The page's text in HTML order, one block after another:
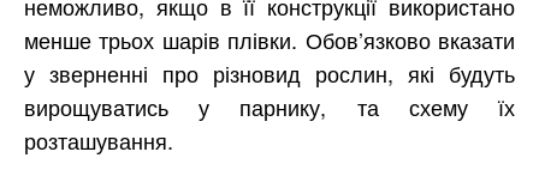
менше трьох шарів плівки. Обов’язково вказати
у зверненні про різновид рослин, які будуть
вирощуватись у парнику, та схему їх
розташування.